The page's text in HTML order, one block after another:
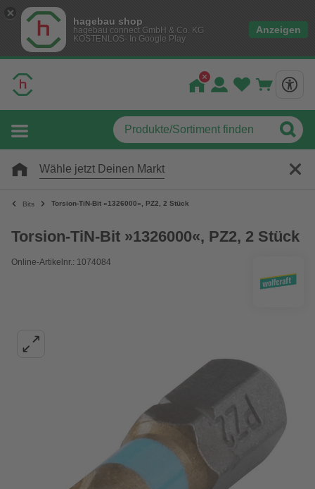
hagebau shop
hagebau connect GmbH & Co. KG
KOSTENLOS- In Google Play
Anzeigen
Wähle jetzt Deinen Markt
Bits Torsion-TiN-Bit »1326000«, PZ2, 2 Stück
Torsion-TiN-Bit »1326000«, PZ2, 2 Stück
Online-Artikelnr.: 1074084